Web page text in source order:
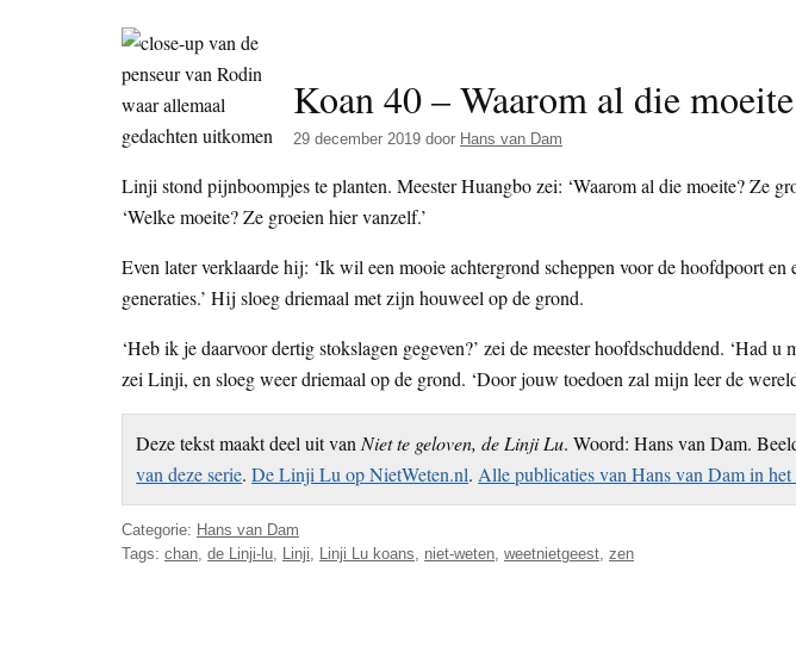
Koan 40 – Waarom al die
29 december 2019 door Hans van Dam
Linji stond pijnboompjes te planten. Meester Huangbo zei: ‘Waarom al die moeite? Ze
‘Welke moeite? Ze groeien hier vanzelf.’
Even later verklaarde hij: ‘Ik wil een mooie achtergrond scheppen voor de hoofdpoort en
generaties.’ Hij sloeg driemaal met zijn houweel op de grond.
‘Heb ik je daarvoor dertig stokslagen gegeven?’ zei de meester hoofdschuddend. ‘Had u
zei Linji, en sloeg weer driemaal op de grond. ‘Door jouw toedoen zal mijn leer de
Deze tekst maakt deel uit vanNiet te geloven, de Linji Lu. Woord: Hans van Dam.
van deze serie.De Linji Lu op NietWeten.nl.Alle publicaties van Hans van Dam in
Categorie: Hans van Dam
Tags: chan de Linji-lu Linji Linji Lu koans niet-weten weetnietgeest zen